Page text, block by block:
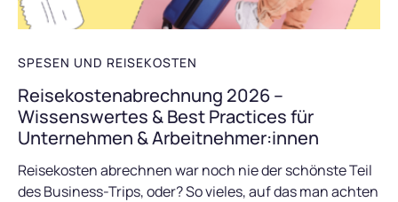
SPESEN UND REISEKOSTEN
Reisekostenabrechnung 2026 –
Wissenswertes & Best Practices für
Unternehmen & Arbeitnehmer:innen
Reisekosten abrechnen war noch nie der schönste Teil
des Business-Trips, oder? So vieles, auf das man achten